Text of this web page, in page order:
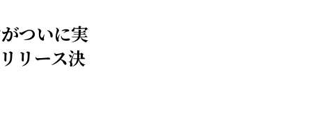
ついに実
リース決